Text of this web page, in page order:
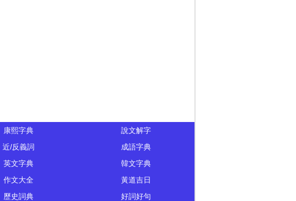
康熙字典
說文解字
近/反義詞
成語字典
英文字典
韓文字典
作文大全
黃道吉日
歷史詞典 好詞好句